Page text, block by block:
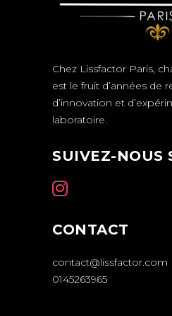
Chez Lissfactor Paris,
est le fruit d’années de
d’innovation et
laboratoire.
SUIVEZ-NOUS
CONTACT
contact@lissfactor.com
0145263965